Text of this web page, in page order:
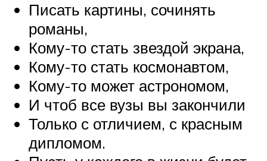
Писать картины, сочинять
романы,
Кому-то стать звездой экрана,
Кому-то стать космонавтом,
Кому-то может астрономом,
И чтоб все вузы вы закончили
Только с отличием, с красным
дипломом.